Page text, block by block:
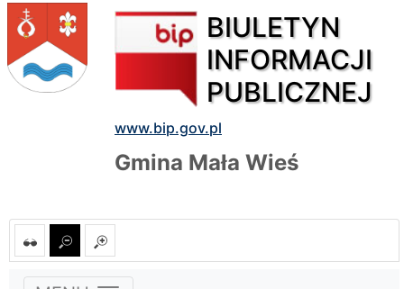
BIULETYN
INFORMACJI
PUBLICZNEJ
www.bip.gov.pl
Gmina Mała Wieś